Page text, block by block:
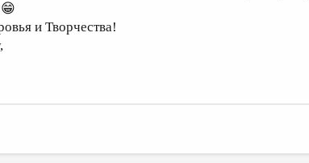
и Творчества!